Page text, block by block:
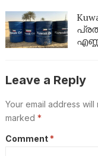
Leave a Reply
Your email address
marked *
Comment *